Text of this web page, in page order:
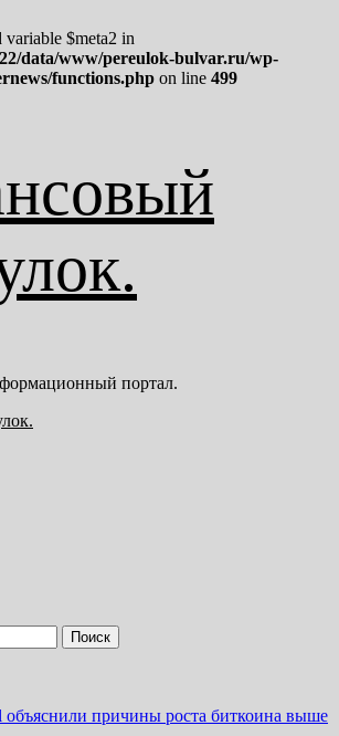
variable $meta2 in
data/www/pereulok-bulvar.ru/wp-
functions.php on line 499
портал.
объяснили причины роста биткоина выше